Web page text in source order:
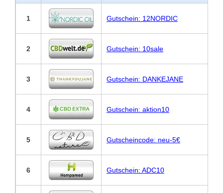
1 Gutschein: 12NORDIC
2 Gutschein: 10sale
3 Gutschein: DANKEJANE
4 Gutschein: aktion10
5 Gutscheincode: neu-5€
6 Gutschein: ADC10